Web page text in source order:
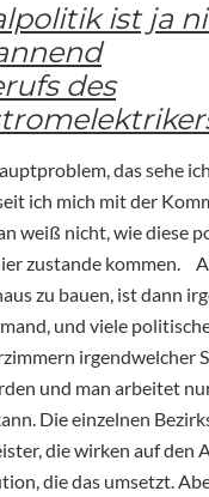
ist ja
des
das sehe
ich mich mit der
weiß nicht, wie diese
zustande kommen.
zu bauen, ist dann
und viele
irgendwelcher
und man arbeitet
Die einzelnen
die wirken auf den
die das umsetzt.